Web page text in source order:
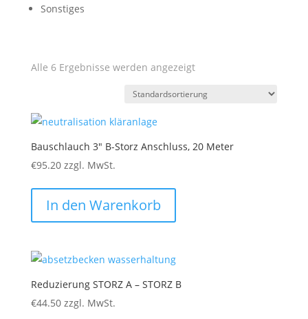
Sonstiges
Alle 6 Ergebnisse werden angezeigt
Bauschlauch 3″ B-Storz Anschluss, 20 Meter
€95.20 zzgl. MwSt.
In den Warenkorb
Reduzierung STORZ A – STORZ B
€44.50 zzgl. MwSt.